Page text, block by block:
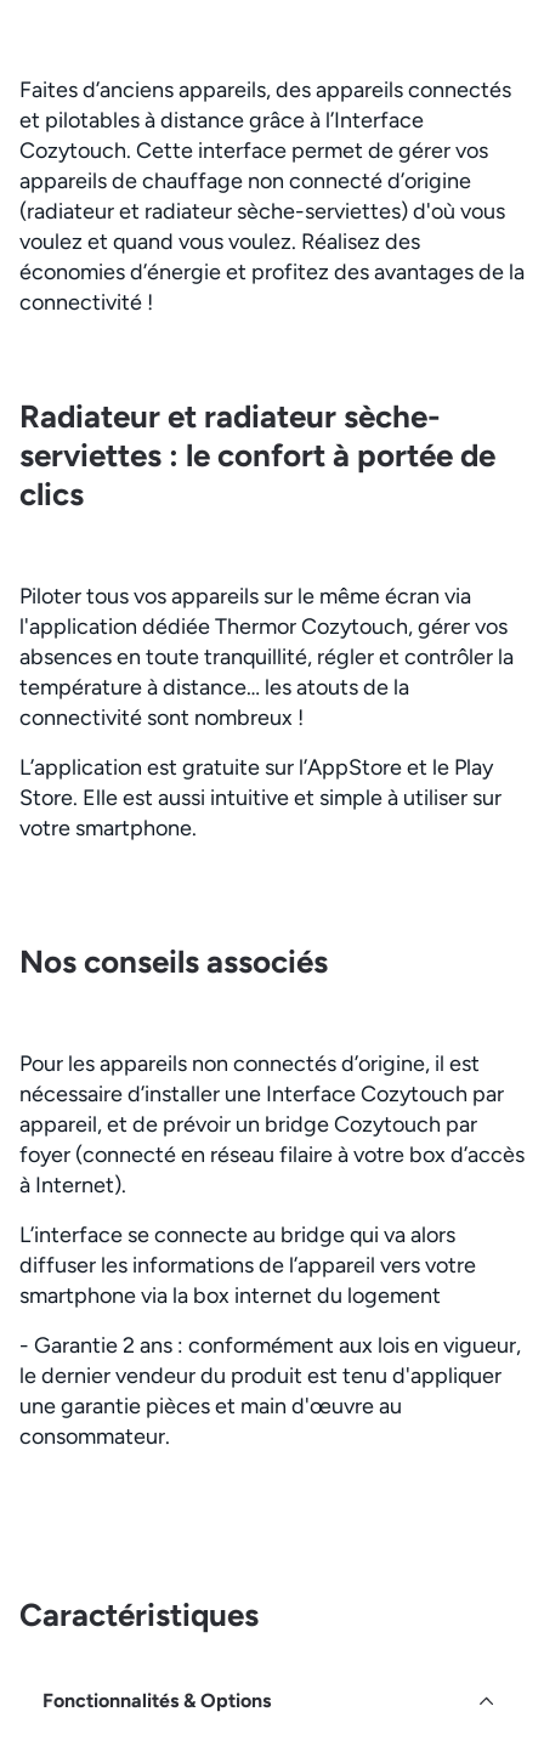
Faites d’anciens appareils, des appareils connectés
et pilotables à distance grâce à l’Interface
Cozytouch. Cette interface permet de gérer vos
appareils de chauffage non connecté d’origine
(radiateur et radiateur sèche-serviettes) d'où vous
voulez et quand vous voulez. Réalisez des
économies d’énergie et profitez des avantages de la
connectivité !
Radiateur et radiateur sèche-
serviettes : le confort à portée de
clics
Piloter tous vos appareils sur le même écran via
l'application dédiée Thermor Cozytouch, gérer vos
absences en toute tranquillité, régler et contrôler la
température à distance… les atouts de la
connectivité sont nombreux !
L’application est gratuite sur l’AppStore et le Play
Store. Elle est aussi intuitive et simple à utiliser sur
votre smartphone.
Nos conseils associés
Pour les appareils non connectés d’origine, il est
nécessaire d’installer une Interface Cozytouch par
appareil, et de prévoir un bridge Cozytouch par
foyer (connecté en réseau filaire à votre box d’accès
à Internet).
L’interface se connecte au bridge qui va alors
diffuser les informations de l’appareil vers votre
smartphone via la box internet du logement
- Garantie 2 ans : conformément aux lois en vigueur,
le dernier vendeur du produit est tenu d'appliquer
une garantie pièces et main d'œuvre au
consommateur.
Caractéristiques
Fonctionnalités & Options